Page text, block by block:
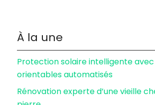
À la une
Protection solaire intelligente
orientables automatisés
Rénovation experte d’une vieille